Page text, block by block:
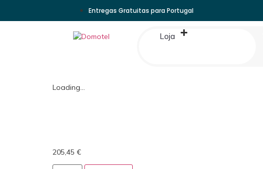
Entregas Gratuitas para Portugal
Loja
Loading...
205,45 €